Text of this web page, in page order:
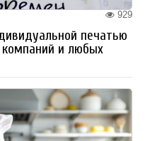
929
печатью
и любых